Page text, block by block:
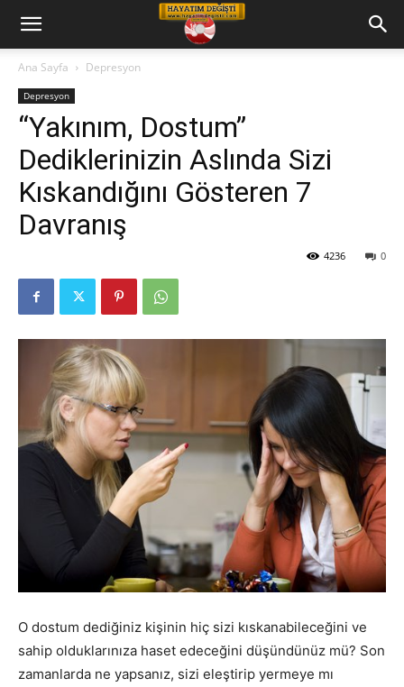
Hayatım
Değişti
Telkin
Ana Sayfa Depresyon
Depresyon
“Yakınım, Dostum”
Dediklerinizin Aslında Sizi
Kıskandığını Gösteren 7
Davranış
0
4236
O dostum dediğiniz kişinin hiç sizi kıskanabileceğini ve
sahip olduklarınıza haset edeceğini düşündünüz mü? Son
zamanlarda ne yapsanız, sizi eleştirip yermeye mı